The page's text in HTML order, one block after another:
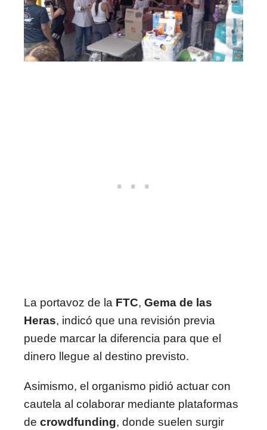
La portavoz de la FTC, Gema de las
Heras, indicó que una revisión previa
puede marcar la diferencia para que el
dinero llegue al destino previsto.
Asimismo, el organismo pidió actuar con
cautela al colaborar mediante plataformas
de crowdfunding, donde suelen surgir